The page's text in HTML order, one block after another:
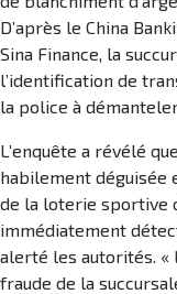
D’après le China
Sina Finance, la
l’identification de
la police à
L’enquête a révélé
habilement déguisée
de la loterie sportive
immédiatement
alerté les autorités. «
fraude de la